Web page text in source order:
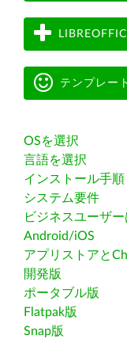
テンプレー
OSを選択
言語を選択
インストール手順
システム要件
ビジネスユーザ
Android/iOS
アプリストアと
開発版
ポータブル版
Flatpak版
Snap版